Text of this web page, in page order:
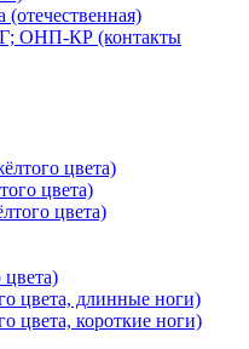
(отечественная)
КР (контакты
цвета)
цвета)
цвета)
цвета, длинные ноги)
цвета, короткие ноги)